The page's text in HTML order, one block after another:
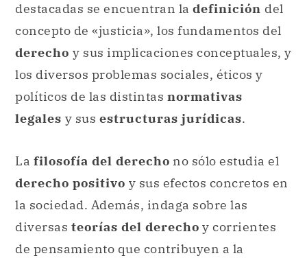
destacadas se encuentran la definición del
concepto de «justicia», los fundamentos del
derecho y sus implicaciones conceptuales, y
los diversos problemas sociales, éticos y
políticos de las distintas normativas
legales y sus estructuras jurídicas.
La filosofía del derecho no sólo estudia el
derecho positivo y sus efectos concretos en
la sociedad. Además, indaga sobre las
diversas teorías del derecho y corrientes
de pensamiento que contribuyen a la